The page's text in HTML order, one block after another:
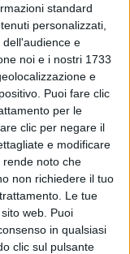
standard
personalizzati,
e
noi e i nostri 1733
e
Puoi fare clic
per le
clic per negare il
e modificare
rende noto che
non richiedere il tuo
Le tue
web. Puoi
in qualsiasi
clic sul pulsante
filosofia
con gli scritti